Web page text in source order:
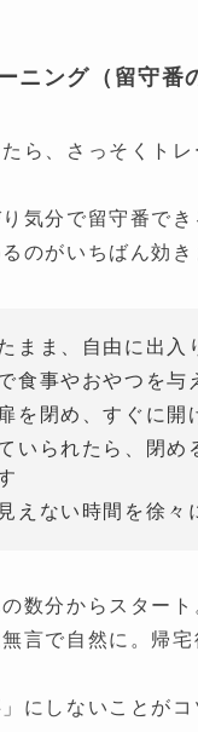
ニング（留守番
ら、さっそくト
気分で留守番で
のがいちばん効き
まま、自由に出入
食事やおやつを与
を閉め、すぐに開
いられたら、閉め
えない時間を徐々
数分からスタート
言で自然に。帰
にしないことがコ